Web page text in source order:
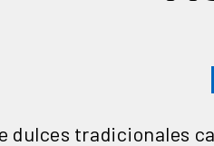
dulces tradicionales